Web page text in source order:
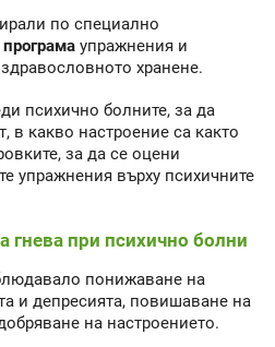
по специално
упражнения и
хранене.
психично болните, за да
в какво настроение са както
за да се оцени
упражнения върху психичните
гнева при психично болни
понижаване на
и депресията, повишаване на
на настроението.